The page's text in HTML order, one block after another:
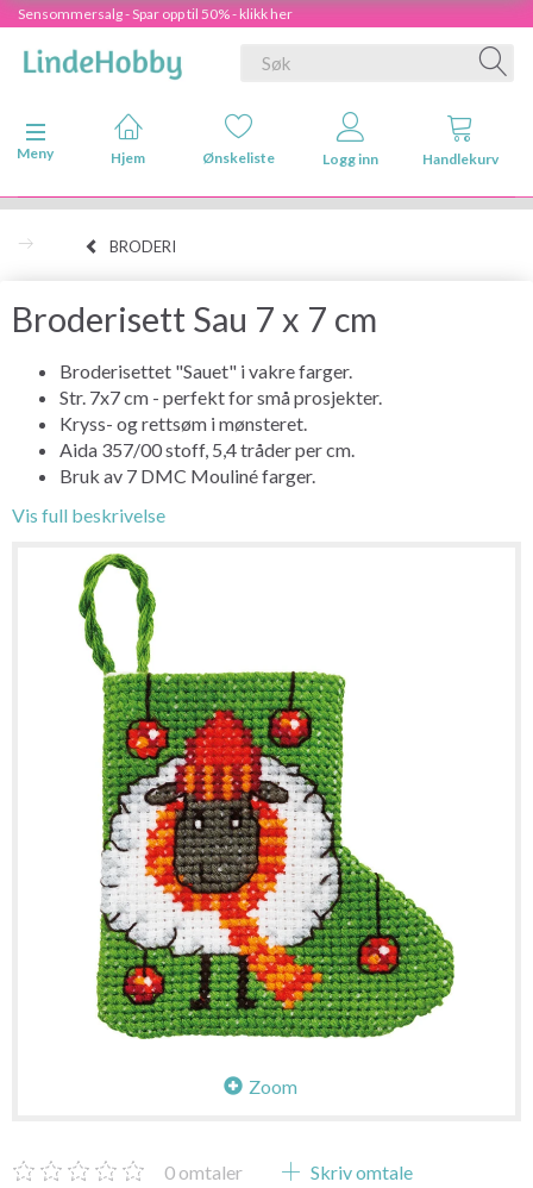
Sensommersalg - Spar opp til 50% - klikk her
Veksle navigasjon
Meny
Hjem Ønskeliste Logg inn Handlekurv
BRODERI
Broderisett Sau 7 x 7 cm
Broderisettet "Sauet" i vakre farger.
Str. 7x7 cm - perfekt for små prosjekter.
Kryss- og rettsøm i mønsteret.
Aida 357/00 stoff, 5,4 tråder per cm.
Bruk av 7 DMC Mouliné farger.
Vis full beskrivelse
Zoom
0 omtaler Skriv omtale